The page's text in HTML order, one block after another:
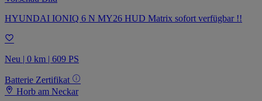
HYUNDAI IONIQ 6 N MY26 HUD Matrix sofort verfügbar !!
Neu | 0 km | 609 PS
Batterie Zertifikat
Horb am Neckar